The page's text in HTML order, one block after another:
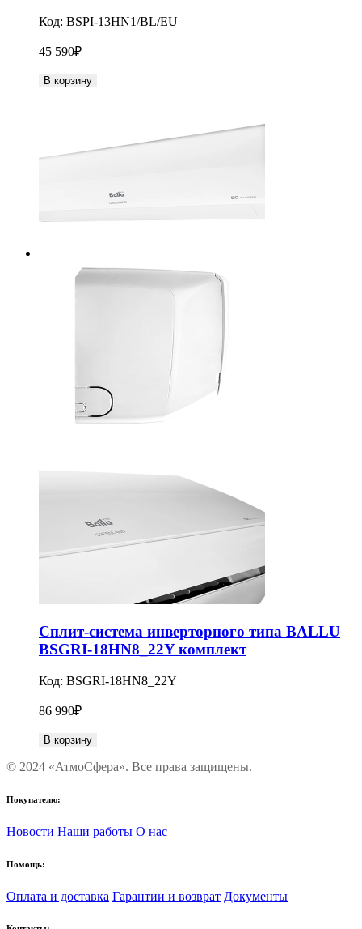
Код: BSPI-13HN1/BL/EU
45 590₽
В корзину
Сплит-система инверторного типа BALLU
BSGRI-18HN8_22Y комплект
Код: BSGRI-18HN8_22Y
86 990₽
В корзину
© 2024 «АтмоСфера». Все права защищены.
Покупателю:
Новости Наши работы О нас
Помощь:
Оплата и доставка Гарантии и возврат Документы